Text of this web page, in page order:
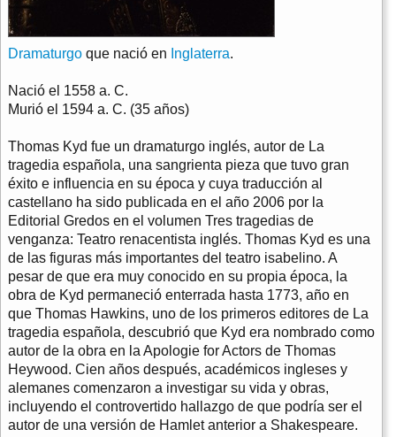
Dramaturgo que nació en Inglaterra.
Nació el 1558 a. C.
Murió el 1594 a. C. (35 años)
Thomas Kyd fue un dramaturgo inglés, autor de La
tragedia española, una sangrienta pieza que tuvo gran
éxito e influencia en su época y cuya traducción al
castellano ha sido publicada en el año 2006 por la
Editorial Gredos en el volumen Tres tragedias de
venganza: Teatro renacentista inglés. Thomas Kyd es una
de las figuras más importantes del teatro isabelino. A
pesar de que era muy conocido en su propia época, la
obra de Kyd permaneció enterrada hasta 1773, año en
que Thomas Hawkins, uno de los primeros editores de La
tragedia española, descubrió que Kyd era nombrado como
autor de la obra en la Apologie for Actors de Thomas
Heywood. Cien años después, académicos ingleses y
alemanes comenzaron a investigar su vida y obras,
incluyendo el controvertido hallazgo de que podría ser el
autor de una versión de Hamlet anterior a Shakespeare.